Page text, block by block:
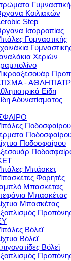
Κοιλιακών
Step
Ισορροπίας
Γυμναστικής
Χεριών
-
Είδη
Αδυνατίσματος
Ποδοσφαίρου
Ποδοσφαίρου
Μπάσκετ
Φορητές
Μπασκέτας
Μπασκέτας
Μπασκέτας
Βόλεϊ
Βόλεϊ
Βόλεϊ